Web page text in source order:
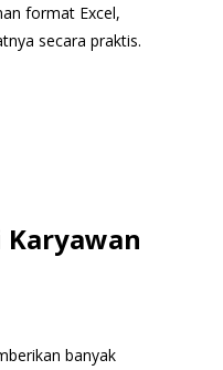
format Excel,
secara praktis.
banyak